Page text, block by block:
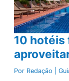
10 hotéis
Por Redação |